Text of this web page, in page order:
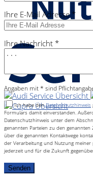
Ihre E-Mail Adresse *
Ihre Nachricht *
Angaben mit * sind
Ich habe denDatenschutzhinweis
Formulars damit einverstanden.
Datenschutzhinweis unter dem
genannten Parteien zu den
über die genannten Kontaktwege
der Verarbeitung und Nutzung
jederzeit und für die Zukunft